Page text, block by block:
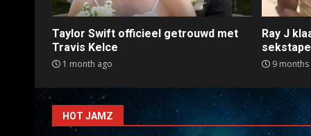
Taylor Swift officieel getrouwd met
Travis Kelce
1 month ago
Ray J
sekstape
9 months
HOT JAMZ